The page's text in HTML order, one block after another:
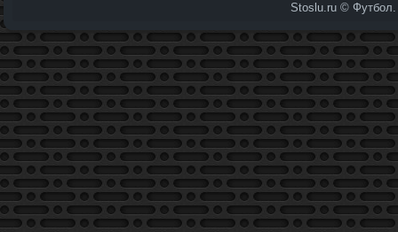
Stoslu.ru © Футбол.